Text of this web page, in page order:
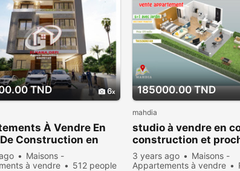
TND 6
À Vendre En
Construction en
de mahdia
Maisons -
à vendre
512 people
185000.00 TND
mahdia
studio à vendre en
construction et
plage
3 years ago
Maisons -
Appartements à vendre